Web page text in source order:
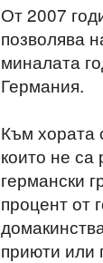
От 2007
позволява
миналата
Германия.
Към хората
които не
германски
процент от
приюти или